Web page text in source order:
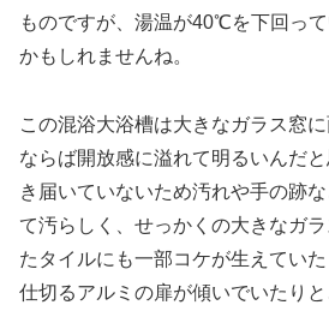
ものですが、湯温が40℃を下回っ
かもしれませんね。
この混浴大浴槽は大きなガラス窓
ならば開放感に溢れて明るいんだ
き届いていないため汚れや手の跡
て汚らしく、せっかくの大きなガ
たタイルにも一部コケが生えてい
仕切るアルミの扉が傾いでいたり